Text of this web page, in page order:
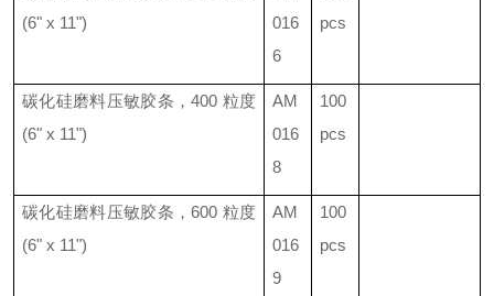
(6" x 11")
016
6
pcs
碳化硅磨料压敏胶条，400 粒度
(6" x 11")
AM
016
8
100
pcs
碳化硅磨料压敏胶条，600 粒度
(6" x 11")
AM
016
9
100
pcs